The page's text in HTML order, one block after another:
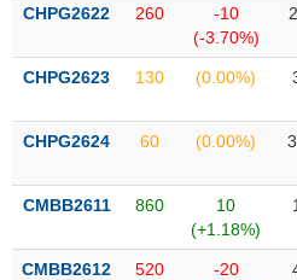
CHPG2622 260
-10
(-3.70%)
CHPG2623 130 (0.00%)
CHPG2624 60 (0.00%)
CMBB2611 860
10
(+1.18%)
CMBB2612 520
-20
BẤT
Mã
chứng
(-)